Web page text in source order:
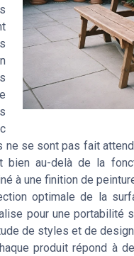
se sont pas fait
au-delà de la
à une finition de
optimale de la
pour une portabilité
de styles et de
produit répond à